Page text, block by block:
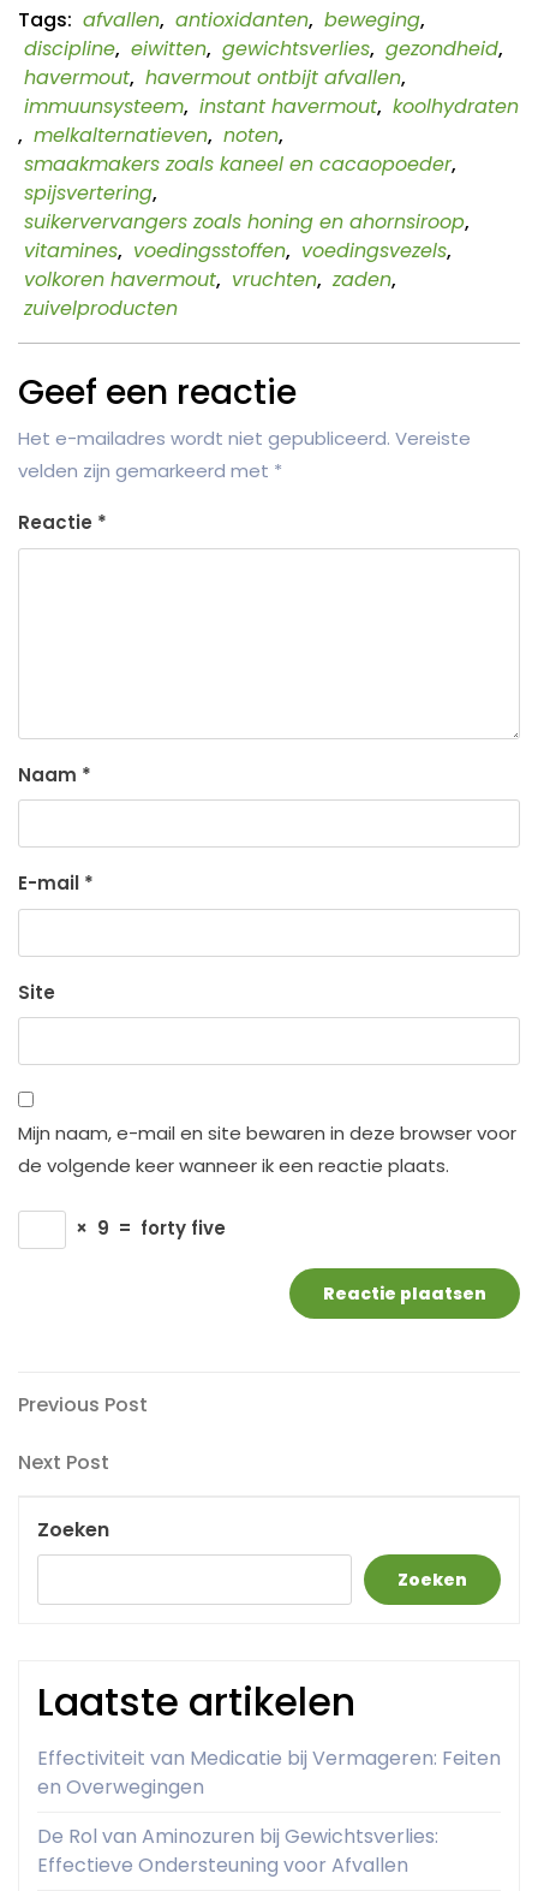
Tags: afvallen, antioxidanten, beweging,
discipline, eiwitten, gewichtsverlies, gezondheid,
havermout, havermout ontbijt afvallen,
immuunsysteem, instant havermout, koolhydraten
, melkalternatieven, noten,
smaakmakers zoals kaneel en cacaopoeder,
spijsvertering,
suikervervangers zoals honing en ahornsiroop,
vitamines, voedingsstoffen, voedingsvezels,
volkoren havermout, vruchten, zaden,
zuivelproducten
Geef een reactie
Het e-mailadres wordt niet gepubliceerd. Vereiste
velden zijn gemarkeerd met *
Reactie *
Naam *
E-mail *
Site
Mijn naam, e-mail en site bewaren in deze browser voor
de volgende keer wanneer ik een reactie plaats.
× 9 = forty five
Berichtnavigatie
Previous
Previous Post
Next
Next Post
Zoeken
Zoeken
Laatste artikelen
Effectiviteit van Medicatie bij Vermageren: Feiten
en Overwegingen
De Rol van Aminozuren bij Gewichtsverlies:
Effectieve Ondersteuning voor Afvallen